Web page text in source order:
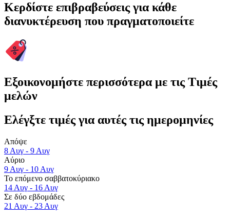
Κερδίστε επιβραβεύσεις για κάθε
διανυκτέρευση που πραγματοποιείτε
Εξοικονομήστε περισσότερα με τις Τιμές
μελών
Ελέγξτε τιμές για αυτές τις ημερομηνίες
Απόψε
8 Αυγ - 9 Αυγ
Αύριο
9 Αυγ - 10 Αυγ
Το επόμενο σαββατοκύριακο
14 Αυγ - 16 Αυγ
Σε δύο εβδομάδες
21 Αυγ - 23 Αυγ